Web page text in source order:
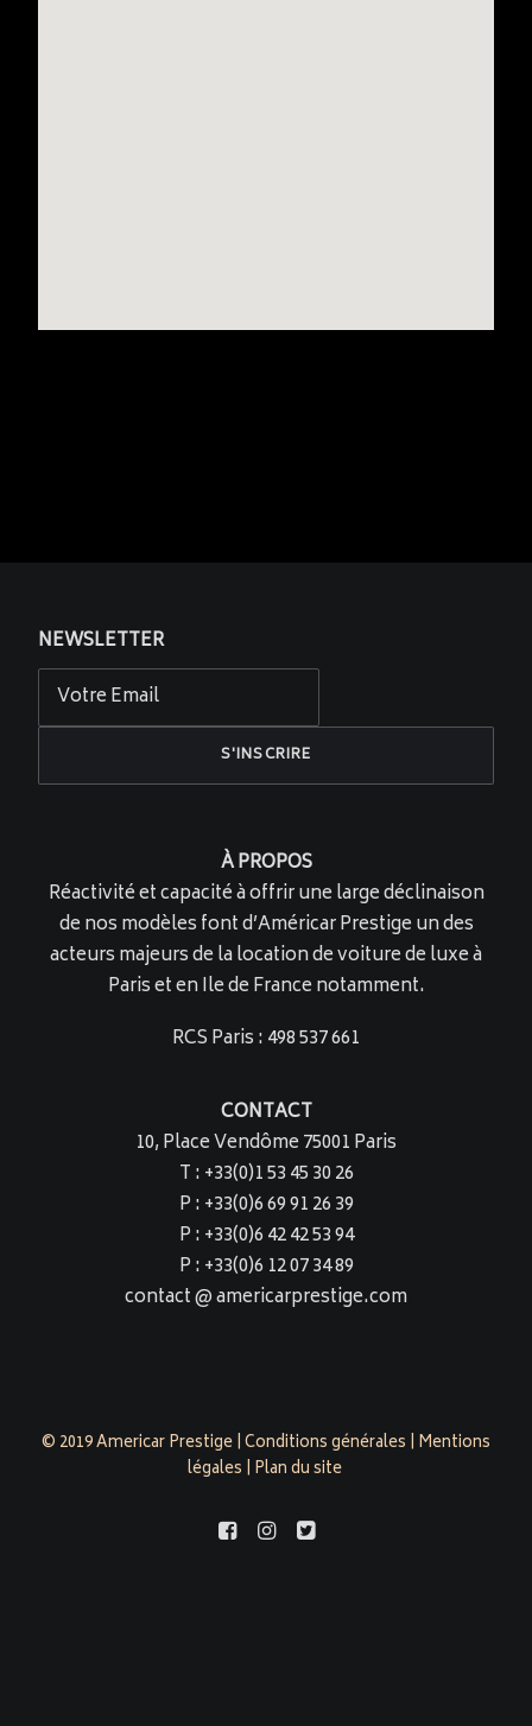
NEWSLETTER
À PROPOS
Réactivité et capacité à offrir une large déclinaison
de nos modèles font d’Américar Prestige un des
acteurs majeurs de la location de voiture de luxe à
Paris et en Ile de France notamment.
RCS Paris : 498 537 661
CONTACT
10, Place Vendôme 75001 Paris
T : +33(0)1 53 45 30 26
P : +33(0)6 69 91 26 39
P : +33(0)6 42 42 53 94
P : +33(0)6 12 07 34 89
contact @ americarprestige.com
© 2019 Americar Prestige |Conditions générales | Mentions
légales | Plan du site